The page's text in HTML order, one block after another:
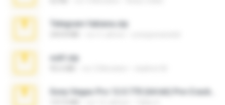
Telegram fabiana.zip
ouh!.zip